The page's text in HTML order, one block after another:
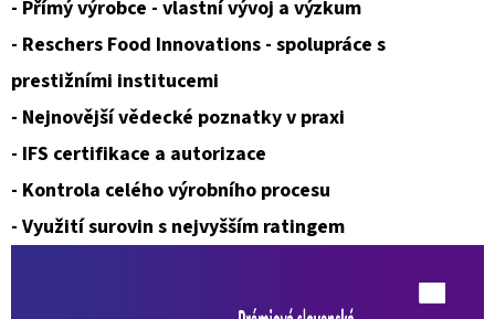
- Přímý výrobce - vlastní vývoj a výzkum
- Reschers Food Innovations - spolupráce s
prestižními institucemi
- Nejnovější vědecké poznatky v praxi
- IFS certifikace a autorizace
- Kontrola celého výrobního procesu
- Využití surovin s nejvyšším ratingem